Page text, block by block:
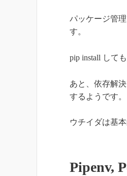
パッケージ管
す。
pip install して
あと、依存解
するようです。
ウチイダは基
Pipenv,